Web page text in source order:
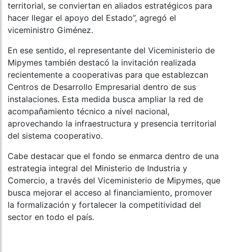
territorial, se conviertan en aliados estratégicos para
hacer llegar el apoyo del Estado”, agregó el
viceministro Giménez.
En ese sentido, el representante del Viceministerio de
Mipymes también destacó la invitación realizada
recientemente a cooperativas para que establezcan
Centros de Desarrollo Empresarial dentro de sus
instalaciones. Esta medida busca ampliar la red de
acompañamiento técnico a nivel nacional,
aprovechando la infraestructura y presencia territorial
del sistema cooperativo.
Cabe destacar que el fondo se enmarca dentro de una
estrategia integral del Ministerio de Industria y
Comercio, a través del Viceministerio de Mipymes, que
busca mejorar el acceso al financiamiento, promover
la formalización y fortalecer la competitividad del
sector en todo el país.